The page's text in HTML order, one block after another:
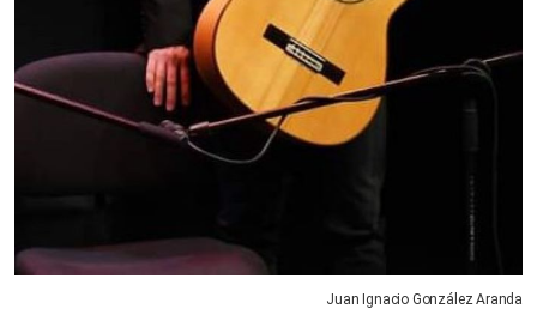
Juan Ignacio González Aranda